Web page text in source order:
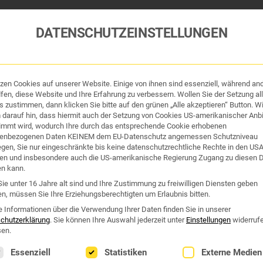
und Hygiene Organe & Organ-Uhr
Westend Online-Shop: Sicher, schnell und 24/7 für Sie da!
Gratisversand ab €50
UND SÜSSSTOFF
und süßstoff“
DATENSCHUTZEINSTELLUNGEN
Cookies auf unserer Website. Einige von ihnen sind essenziell, während
diese Website und Ihre Erfahrung zu verbessern. Wollen Sie der Setzung
zustimmen, dann klicken Sie bitte auf den grünen „Alle akzeptieren“ Button.
hin, dass hiermit auch der Setzung von Cookies US-amerikanischer
wird, wodurch Ihre durch das entsprechende Cookie erhobenen
Daten KEINEM dem EU-Datenschutz angemessen Schutzniveau
Sie nur eingeschränkte bis keine datenschutzrechtliche Rechte in den USA
und insbesondere auch die US-amerikanische Regierung Zugang zu diesen
kann.
unter 16 Jahre alt sind und Ihre Zustimmung zu freiwilligen Diensten geben
müssen Sie Ihre Erziehungsberechtigten um Erlaubnis bitten.
Informationen über die Verwendung Ihrer Daten finden Sie in unserer
. Sie können Ihre Auswahl jederzeit unter Einstellungen
eine Liste der Service-Gruppen, für die eine Einwilligung
Essenziell Statistiken Externe Medien